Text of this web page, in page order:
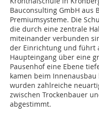
Bauconsulting GmbH aus
Premiumsysteme. Die
die durch eine zentrale
miteinander verbunden
der Einrichtung und führt
Haupteingang über eine
Pausenhof eine Ebene
kamen beim
wurden zahlreiche
zwischen Trockenbauer
abgestimmt.